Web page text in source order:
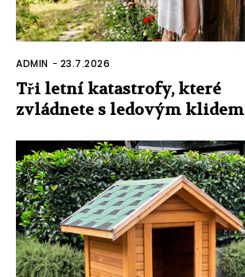
ADMIN - 23.7.2026
Tři letní katastrofy, které
zvládnete s ledovým klidem